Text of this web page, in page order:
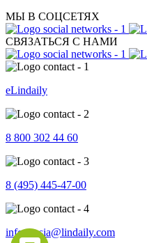
МЫ В СОЦСЕТЯХ
СВЯЗАТЬСЯ С НАМИ
eLindaily
8 800 302 44 60
8 (495) 445-47-00
info.russia@lindaily.com